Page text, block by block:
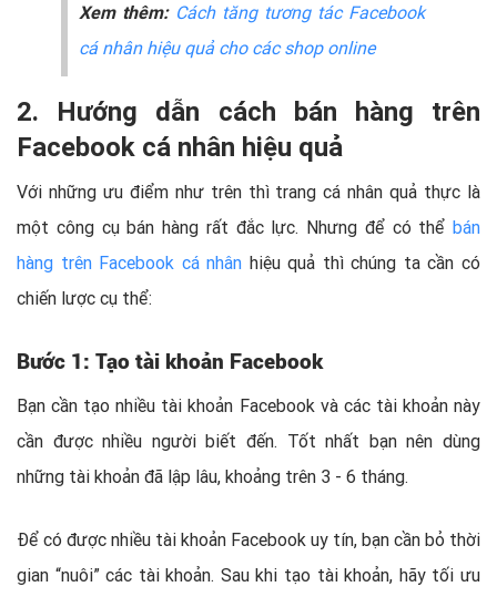
Xem thêm: Cách tăng tương tác Facebook
cá nhân hiệu quả cho các shop online
2. Hướng dẫn cách bán hàng trên
Facebook cá nhân hiệu quả
Với những ưu điểm như trên thì trang cá nhân quả thực là
một công cụ bán hàng rất đắc lực. Nhưng để có thể bán
hàng trên Facebook cá nhân hiệu quả thì chúng ta cần có
chiến lược cụ thể:
Bước 1: Tạo tài khoản Facebook
Bạn cần tạo nhiều tài khoản Facebook và các tài khoản này
cần được nhiều người biết đến. Tốt nhất bạn nên dùng
những tài khoản đã lập lâu, khoảng trên 3 - 6 tháng.
Để có được nhiều tài khoản Facebook uy tín, bạn cần bỏ thời
gian “nuôi” các tài khoản. Sau khi tạo tài khoản, hãy tối ưu